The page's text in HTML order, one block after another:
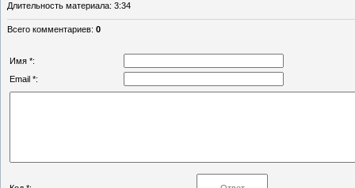
Длительность материала: 3:34
Всего комментариев: 0
Имя *:
Email *: